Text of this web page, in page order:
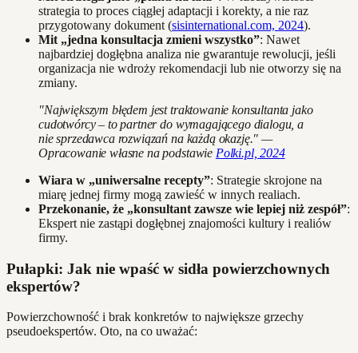
strategia to proces ciągłej adaptacji i korekty, a nie raz
przygotowany dokument (sisinternational.com, 2024).
Mit „jedna konsultacja zmieni wszystko”: Nawet
najbardziej dogłębna analiza nie gwarantuje rewolucji, jeśli
organizacja nie wdroży rekomendacji lub nie otworzy się na
zmiany.
"Największym błędem jest traktowanie konsultanta jako
cudotwórcy – to partner do wymagającego dialogu, a
nie sprzedawca rozwiązań na każdą okazję." —
Opracowanie własne na podstawie Polki.pl, 2024
Wiara w „uniwersalne recepty”: Strategie skrojone na
miarę jednej firmy mogą zawieść w innych realiach.
Przekonanie, że „konsultant zawsze wie lepiej niż zespół”:
Ekspert nie zastąpi dogłębnej znajomości kultury i realiów
firmy.
Pułapki: Jak nie wpaść w sidła powierzchownych
ekspertów?
Powierzchowność i brak konkretów to największe grzechy
pseudoekspertów. Oto, na co uważać: